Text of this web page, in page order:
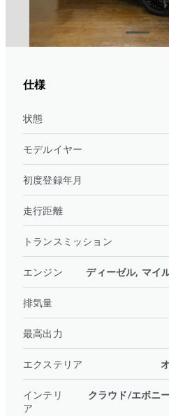
仕様
状態
モデルイヤー
初度登録年月
走行距離
トランスミッション
エンジン ディーゼル, マイ
排気量
最高出力
エクステリア
インテリ
ア
クラウド/エボニ